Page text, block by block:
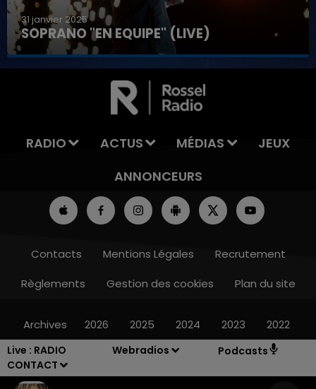
Live : RADIO
CONTACT
Webradios Podcasts
LA TEAM DE L'ÉTÉ
31 janvier 2025
SOPRANO "EN EQUIPE" (LIVE)
RADIO ACTUS MÉDIAS
JEUX
ANNONCEURS
Contacts Mentions Légales
Recrutement
Règlements
Gestion des cookies Plan du site
Archives 2026 2025 2024 2023 2022